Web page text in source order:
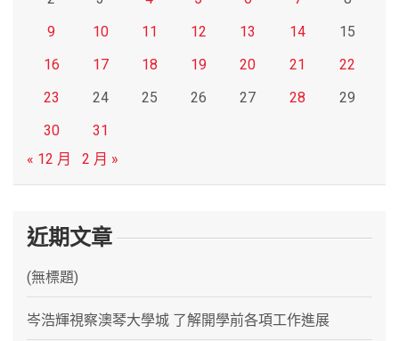
9
10 11 12 13 14
15
16
17 18 19 20 21
22
23
24 25 26 27 28
29
30
31
« 12 月
2 月 »
近期文章
(無標題)
岑浩輝視察澳琴大學城 了解開學前各項工作進展